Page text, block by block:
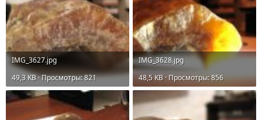
IMG_3627.jpg
49,3 KB · Просмотры: 821
IMG_3628.jpg
48,5 KB · Просмотры: 856